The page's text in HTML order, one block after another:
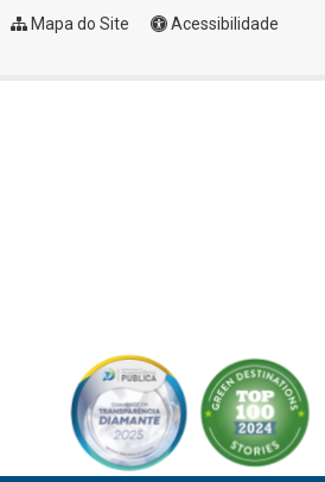
Mapa do Site
Acessibilidade